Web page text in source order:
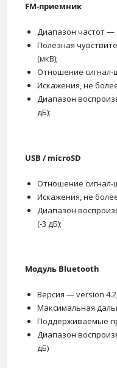
FM-приемник
Диапазон частот —
Полезная
(мкВ);
Отношение
Искажения, не
Диапазон
дБ);
USB / microSD
Отношение
Искажения, не
Диапазон
(-3 дБ);
Модуль Bluetooth
Версия — version 4.2;
Максимальная
Поддерживаемые
Диапазон
дБ)